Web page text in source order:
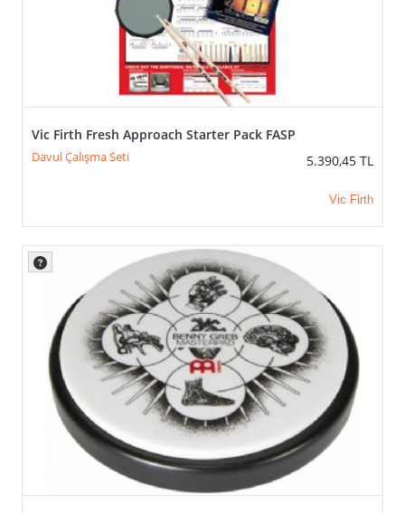
Vic Firth Fresh Approach Starter Pack FASP
Davul Çalışma Seti 5.390,45 TL
Vic Firth